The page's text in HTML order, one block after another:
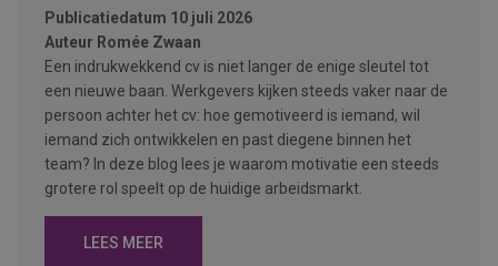
Publicatiedatum 10 juli 2026
Auteur Romée Zwaan
Een indrukwekkend cv is niet langer de enige sleutel tot
een nieuwe baan. Werkgevers kijken steeds vaker naar de
persoon achter het cv: hoe gemotiveerd is iemand, wil
iemand zich ontwikkelen en past diegene binnen het
team? In deze blog lees je waarom motivatie een steeds
grotere rol speelt op de huidige arbeidsmarkt.
LEES MEER